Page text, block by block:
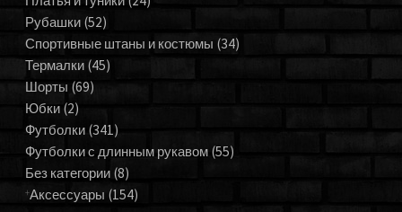
Рубашки (52)
Спортивные штаны и костюмы (34)
Термалки (45)
Шорты (69)
Юбки (2)
Футболки (341)
Футболки с длинным рукавом (55)
Без категории (8)
Аксессуары (154)